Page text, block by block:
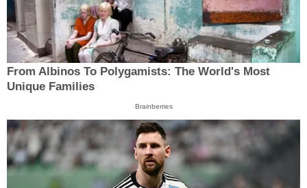
From Albinos To Polygamists: The World's Most
Unique Families
Brainberries